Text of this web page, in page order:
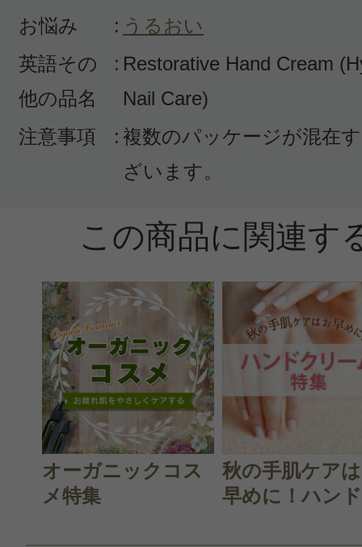
このコスメのレビューを書いて
クチコミを投稿する
らクチコミ投稿すると1 商品に
お悩み
: うるおい
英語その
他の品名
: Restorative Hand Cream
Nail Care)
注意事項
: 複数のパッケージが混在
ざいます。
この商品に関連す
オーガニックコス
メ特集
秋の手肌ケア
早めに！ハン